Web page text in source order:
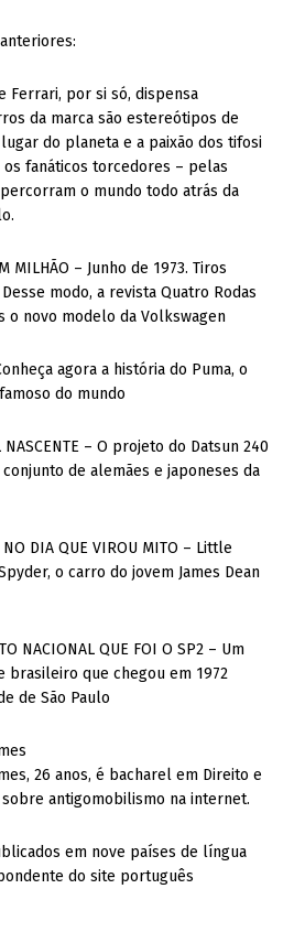
Ferrari, por si só, dispensa
da marca são estereótipos de
do planeta e a paixão dos tifosi
os fanáticos torcedores – pelas
o mundo todo atrás da
MILHÃO – Junho de 1973. Tiros
modo, a revista Quatro Rodas
o novo modelo da Volkswagen
agora a história do Puma, o
do mundo
NASCENTE – O projeto do Datsun 240
de alemães e japoneses da
NO DIA QUE VIROU MITO – Little
o carro do jovem James Dean
NACIONAL QUE FOI O SP2 – Um
brasileiro que chegou em 1972
de São Paulo
26 anos, é bacharel em Direito e
antigomobilismo na internet.
em nove países de língua
do site português